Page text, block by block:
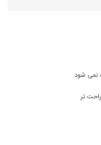
نمی شود.